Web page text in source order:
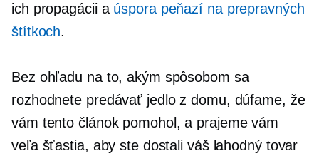
ich propagácii a úspora peňazí na prepravných
štítkoch.
Bez ohľadu na to, akým spôsobom sa
rozhodnete predávať jedlo z domu, dúfame, že
vám tento článok pomohol, a prajeme vám
veľa šťastia, aby ste dostali váš lahodný tovar